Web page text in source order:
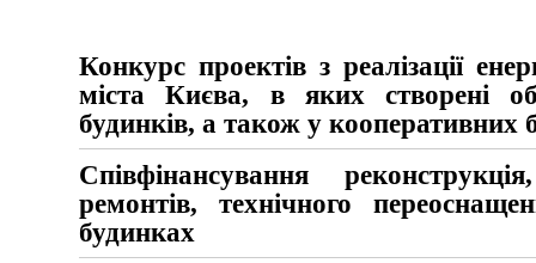
Конкурс проектів з реалізації
міста Києва, в яких створені
будинків, а також у кооперативних
Співфінансування
ремонтів, технічного
будинках